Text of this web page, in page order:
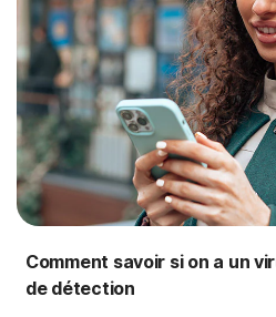
Comment savoir si on a un
de détection